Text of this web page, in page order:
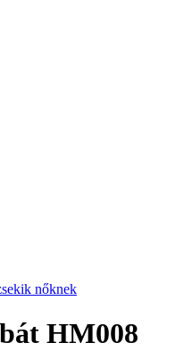
nőknek
HM008